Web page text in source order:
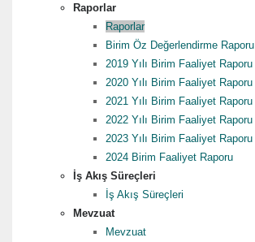
Raporlar
Raporlar
Birim Öz Değerlendirme Raporu
2019 Yılı Birim Faaliyet Raporu
2020 Yılı Birim Faaliyet Raporu
2021 Yılı Birim Faaliyet Raporu
2022 Yılı Birim Faaliyet Raporu
2023 Yılı Birim Faaliyet Raporu
2024 Birim Faaliyet Raporu
İş Akış Süreçleri
İş Akış Süreçleri
Mevzuat
Mevzuat